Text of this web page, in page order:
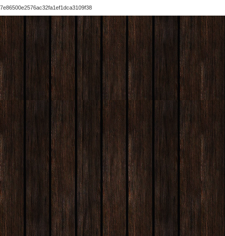
7e86500e2576ac32fa1ef1dca3109f38